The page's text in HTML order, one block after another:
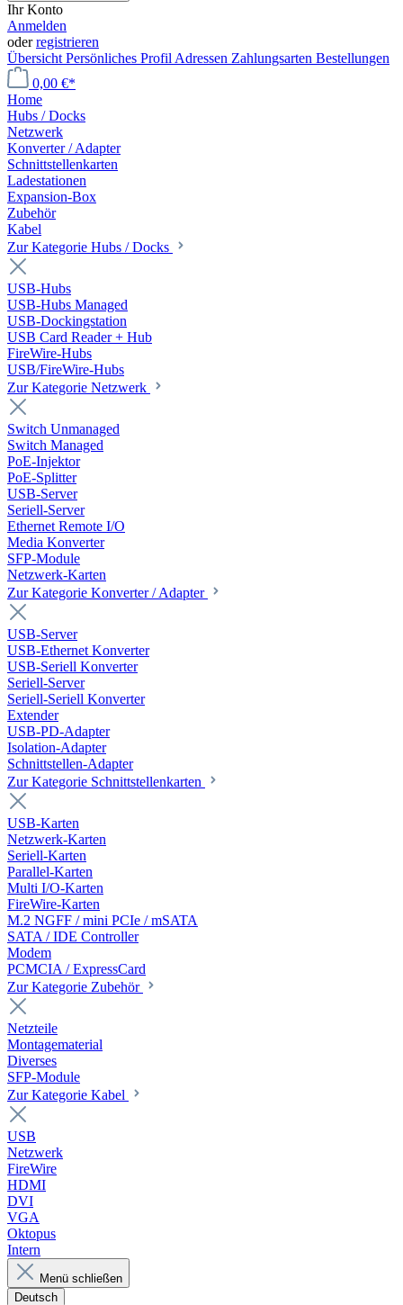
Ihr Konto
Anmelden
oderregistrieren
Übersicht Persönliches Profil Adressen Zahlungsarten Bestellungen
0,00 €*
Home
Hubs / Docks
Netzwerk
Konverter / Adapter
Schnittstellenkarten
Ladestationen
Expansion-Box
Zubehör
Kabel
Zur Kategorie Hubs / Docks
USB-Hubs
USB-Hubs Managed
USB-Dockingstation
USB Card Reader + Hub
FireWire-Hubs
USB/FireWire-Hubs
Zur Kategorie Netzwerk
Switch Unmanaged
Switch Managed
PoE-Injektor
PoE-Splitter
USB-Server
Seriell-Server
Ethernet Remote I/O
Media Konverter
SFP-Module
Netzwerk-Karten
Zur Kategorie Konverter / Adapter
USB-Server
USB-Ethernet Konverter
USB-Seriell Konverter
Seriell-Server
Seriell-Seriell Konverter
Extender
USB-PD-Adapter
Isolation-Adapter
Schnittstellen-Adapter
Zur Kategorie Schnittstellenkarten
USB-Karten
Netzwerk-Karten
Seriell-Karten
Parallel-Karten
Multi I/O-Karten
FireWire-Karten
M.2 NGFF / mini PCIe / mSATA
SATA / IDE Controller
Modem
PCMCIA / ExpressCard
Zur Kategorie Zubehör
Netzteile
Montagematerial
Diverses
SFP-Module
Zur Kategorie Kabel
USB
Netzwerk
FireWire
HDMI
DVI
VGA
Oktopus
Intern
Menü schließen
Deutsch